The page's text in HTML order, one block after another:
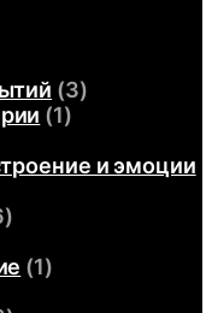
(3)
(1)
и эмоции
(1)